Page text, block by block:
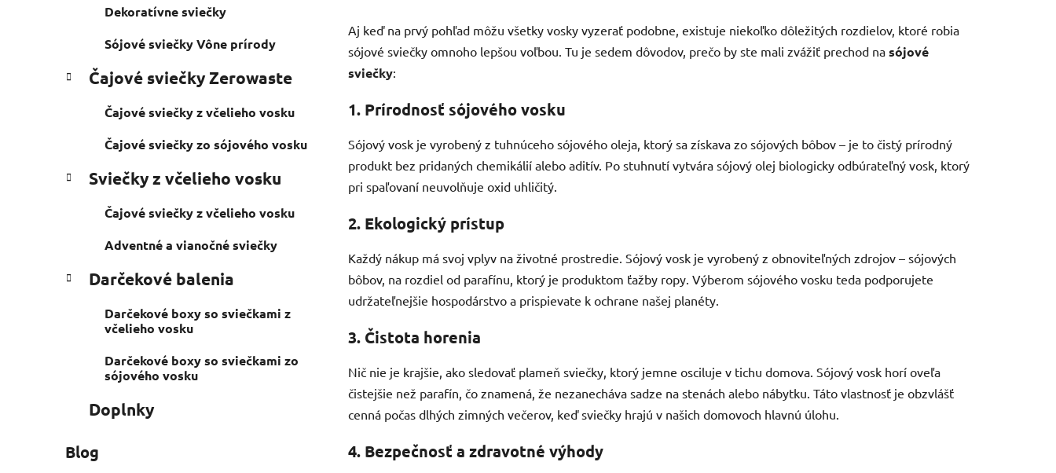
e
Dekoratívne sviečky
Sójové sviečky Vône prírody
Čajové sviečky Zerowaste
Čajové sviečky z včelieho vosku
Čajové sviečky zo sójového vosku
Sviečky z včelieho vosku
Čajové sviečky z včelieho vosku
Adventné a vianočné sviečky
Darčekové balenia
Darčekové boxy so sviečkami z
včelieho vosku
Darčekové boxy so sviečkami zo
sójového vosku
Doplnky
Blog
Aj keď na prvý pohľad môžu všetky vosky vyzerať podobne, existuje niekoľko dôležitých rozdielov, ktoré robia
sójové sviečky omnoho lepšou voľbou. Tu je sedem dôvodov, prečo by ste mali zvážiť prechod na sójové
sviečky:
1. Prírodnosť sójového vosku
Sójový vosk je vyrobený z tuhnúceho sójového oleja, ktorý sa získava zo sójových bôbov – je to čistý prírodný
produkt bez pridaných chemikálií alebo aditív. Po stuhnutí vytvára sójový olej biologicky odbúrateľný vosk, ktorý
pri spaľovaní neuvolňuje oxid uhličitý.
2. Ekologický prístup
Každý nákup má svoj vplyv na životné prostredie. Sójový vosk je vyrobený z obnoviteľných zdrojov – sójových
bôbov, na rozdiel od parafínu, ktorý je produktom ťažby ropy. Výberom sójového vosku teda podporujete
udržateľnejšie hospodárstvo a prispievate k ochrane našej planéty.
3. Čistota horenia
Nič nie je krajšie, ako sledovať plameň sviečky, ktorý jemne osciluje v tichu domova. Sójový vosk horí oveľa
čistejšie než parafín, čo znamená, že nezanecháva sadze na stenách alebo nábytku. Táto vlastnosť je obzvlášť
cenná počas dlhých zimných večerov, keď sviečky hrajú v našich domovoch hlavnú úlohu.
4. Bezpečnosť a zdravotné výhody